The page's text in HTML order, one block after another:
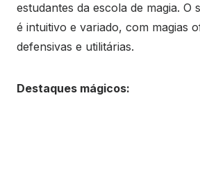
estudantes da escola de magia. O
é intuitivo e variado, com magias
defensivas e utilitárias.
Destaques mágicos: